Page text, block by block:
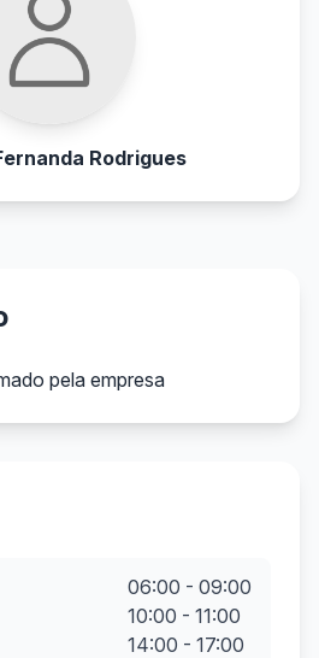
Rodrigues
pela empresa
06:00 - 09:00
10:00 - 11:00
14:00 - 17:00